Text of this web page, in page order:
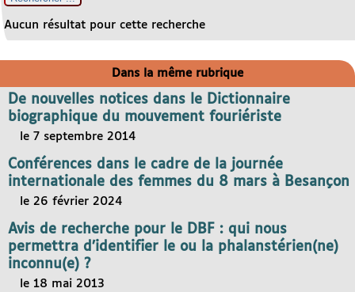
Aucun résultat pour cette recherche
Dans la même rubrique
De nouvelles notices dans le Dictionnaire
biographique du mouvement fouriériste
le 7 septembre 2014
Conférences dans le cadre de la journée
internationale des femmes du 8 mars à Besançon
le 26 février 2024
Avis de recherche pour le DBF : qui nous
permettra d’identifier le ou la phalanstérien(ne)
inconnu(e) ?
le 18 mai 2013